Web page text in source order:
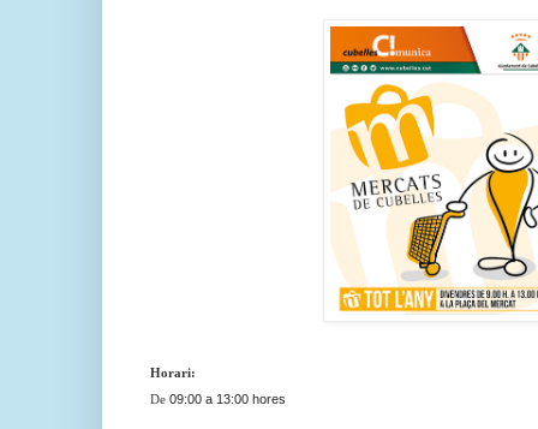
Horari:
De 09:00 a 13:00 hores